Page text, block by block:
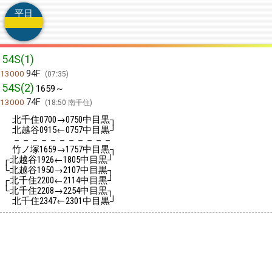
平日
54S(1)
13000 94F 07:35
54S(2) 1659～
13000 74F 18:50 南千住
北千住0700→0750中目黒┐
北越谷0915←0757中目黒┘
－－－－－－－－－－－
竹ノ塚1659→1757中目黒┐
┌北越谷1926←1805中目黒┘
└北越谷1950→2107中目黒┐
┌北千住2200←2114中目黒┘
└北千住2208→2254中目黒┐
北千住2347←2301中目黒┘